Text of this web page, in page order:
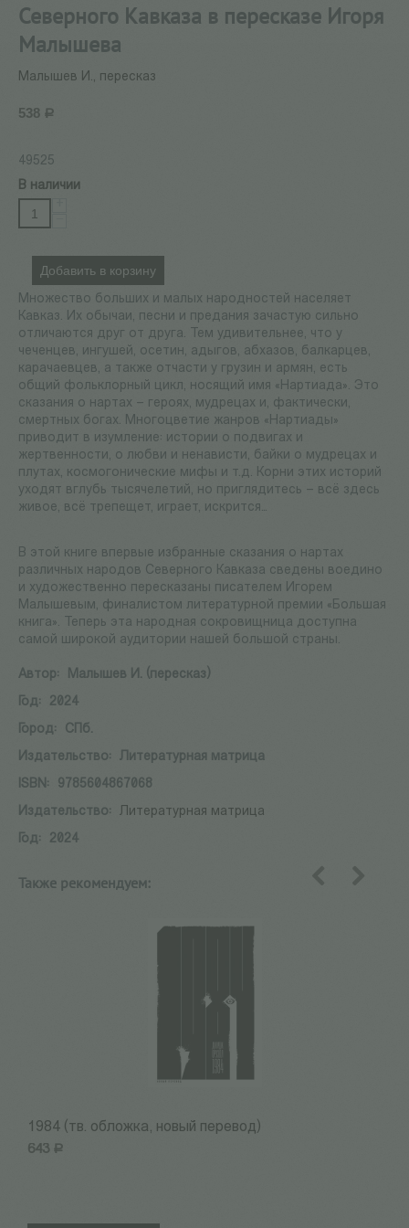
Северного Кавказа в пересказе Игоря
Малышева
Малышев И., пересказ
538 Р
49525
В наличии
Добавить в корзину
Множество больших и малых народностей населяет
Кавказ. Их обычаи, песни и предания зачастую сильно
отличаются друг от друга. Тем удивительнее, что у
чеченцев, ингушей, осетин, адыгов, абхазов, балкарцев,
карачаевцев, а также отчасти у грузин и армян, есть
общий фольклорный цикл, носящий имя «Нартиада». Это
сказания о нартах – героях, мудрецах и, фактически,
смертных богах. Многоцветие жанров «Нартиады»
приводит в изумление: истории о подвигах и
жертвенности, о любви и ненависти, байки о мудрецах и
плутах, космогонические мифы и т.д. Корни этих историй
уходят вглубь тысячелетий, но приглядитесь – всё здесь
живое, всё трепещет, играет, искрится…
В этой книге впервые избранные сказания о нартах
различных народов Северного Кавказа сведены воедино
и художественно пересказаны писателем Игорем
Малышевым, финалистом литературной премии «Большая
книга». Теперь эта народная сокровищница доступна
самой широкой аудитории нашей большой страны.
Автор:
Малышев И. (пересказ)
Год:
2024
Город:
СПб.
Издательство:
Литературная матрица
ISBN:
9785604867068
Издательство:
Литературная матрица
Год:
2024
Также рекомендуем:
1984 (тв. обложка, новый перевод)
643 Р